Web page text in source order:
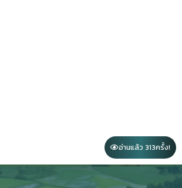
อ่านแล้ว 313ครั้ง!